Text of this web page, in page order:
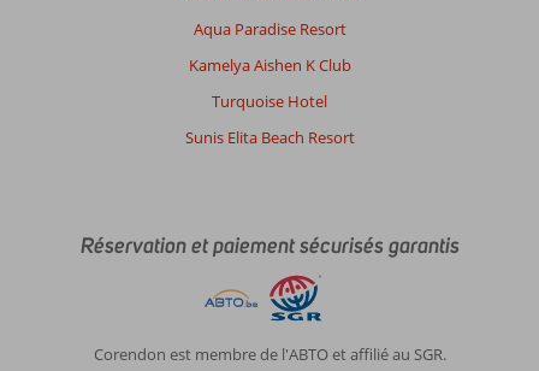
Aqua Paradise Resort
Kamelya Aishen K Club
Turquoise Hotel
Sunis Elita Beach Resort
Réservation et paiement sécurisés garantis
Corendon est membre de l'ABTO et affilié au SGR.